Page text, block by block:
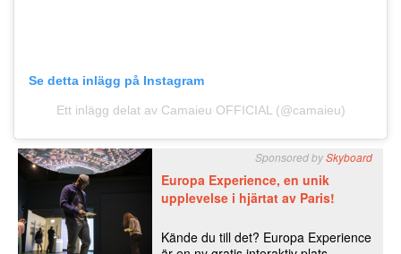
Se detta inlägg på Instagram
Ett inlägg delat av Camaieu OFFICIAL (@camaieu)